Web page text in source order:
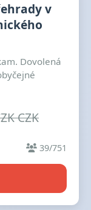
v
Dovolená
CZK
39/751